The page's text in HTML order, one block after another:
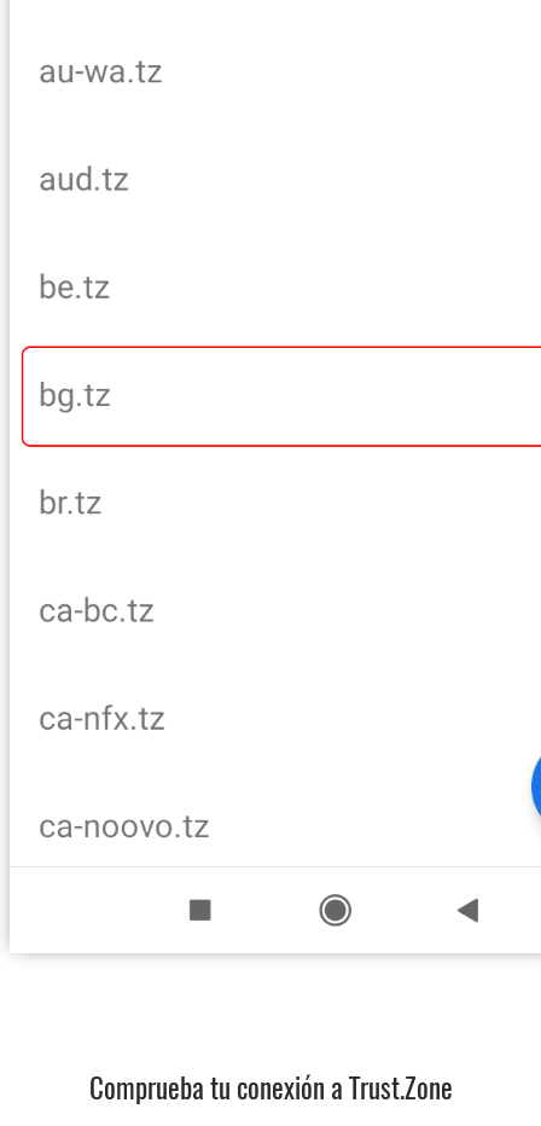
Comprueba tu conexión a Trust.Zone